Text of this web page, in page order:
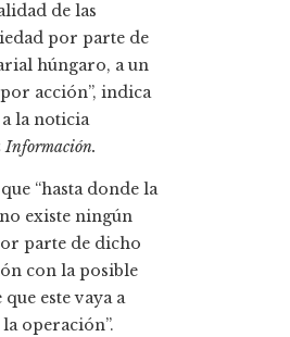
de las
por parte de
húngaro, a un
acción”, indica
la noticia
Información.
“hasta donde la
existe ningún
parte de dicho
con la posible
este vaya a
operación”.